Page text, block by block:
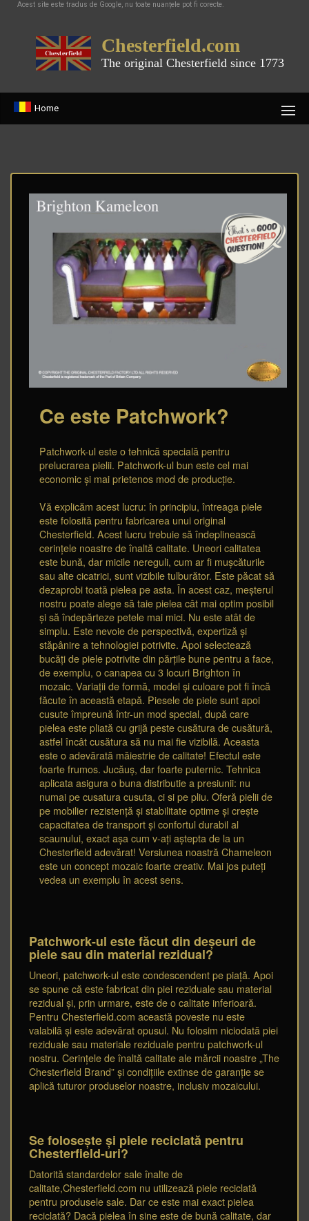
Acest site este tradus de Google, nu toate nuanțele pot fi corecte.
Chesterfield.com
The original Chesterfield since 1773
Home
Ce este Patchwork?
Patchwork-ul este o tehnică specială pentru
prelucrarea pielii. Patchwork-ul bun este cel mai
economic și mai prietenos mod de producție.
Vă explicăm acest lucru: în principiu, întreaga piele
este folosită pentru fabricarea unui original
Chesterfield. Acest lucru trebuie să îndeplinească
cerințele noastre de înaltă calitate. Uneori calitatea
este bună, dar micile nereguli, cum ar fi mușcăturile
sau alte cicatrici, sunt vizibile tulburător. Este păcat să
dezaprobi toată pielea pe asta. În acest caz, meșterul
nostru poate alege să taie pielea cât mai optim posibil
și să îndepărteze petele mai mici. Nu este atât de
simplu. Este nevoie de perspectivă, expertiză și
stăpânire a tehnologiei potrivite. Apoi selectează
bucăți de piele potrivite din părțile bune pentru a face,
de exemplu, o canapea cu 3 locuri Brighton în
mozaic. Variații de formă, model și culoare pot fi încă
făcute în această etapă. Piesele de piele sunt apoi
cusute împreună într-un mod special, după care
pielea este pliată cu grijă peste cusătura de cusătură,
astfel încât cusătura să nu mai fie vizibilă. Aceasta
este o adevărată măiestrie de calitate! Efectul este
foarte frumos. Jucăuș, dar foarte puternic. Tehnica
aplicata asigura o buna distributie a presiunii: nu
numai pe cusatura cusuta, ci si pe pliu. Oferă pielii de
pe mobilier rezistență și stabilitate optime și crește
capacitatea de transport și confortul durabil al
scaunului, exact așa cum v-ați aștepta de la un
Chesterfield adevărat! Versiunea noastră Chameleon
este un concept mozaic foarte creativ. Mai jos puteți
vedea un exemplu în acest sens.
Patchwork-ul este făcut din deșeuri de
piele sau din material rezidual?
Uneori, patchwork-ul este condescendent pe piață. Apoi
se spune că este fabricat din piei reziduale sau material
rezidual și, prin urmare, este de o calitate inferioară.
Pentru Chesterfield.com această poveste nu este
valabilă și este adevărat opusul. Nu folosim niciodată piei
reziduale sau materiale reziduale pentru patchwork-ul
nostru. Cerințele de înaltă calitate ale mărcii noastre „The
Chesterfield Brand” și condițiile extinse de garanție se
aplică tuturor produselor noastre, inclusiv mozaicului.
Se folosește și piele reciclată pentru
Chesterfield-uri?
Datorită standardelor sale înalte de
calitate,Chesterfield.com nu utilizează piele reciclată
pentru produsele sale. Dar ce este mai exact pielea
reciclată? Dacă pielea în sine este de bună calitate, dar